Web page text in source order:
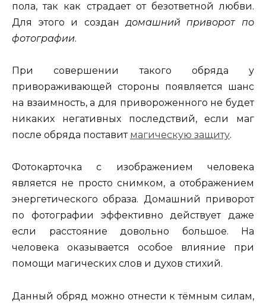
пола, так как страдает от безответной любви.
Для этого и создандомашний приворот по
фотографии.
При совершении такого обряда у
привораживающей стороны появляется шанс
на взаимность, а для привороженного не будет
никаких негативных последствий, если маг
после обряда поставит магическую защиту.
Фотокарточка с изображением человека
является не просто снимком, а отображением
энергетического образа. Домашний приворот
по фотографии эффективно действует даже
если расстояние довольно большое. На
человека оказывается особое влияние при
помощи магических слов и духов стихий.
Данный обряд можно отнести к тёмным силам,